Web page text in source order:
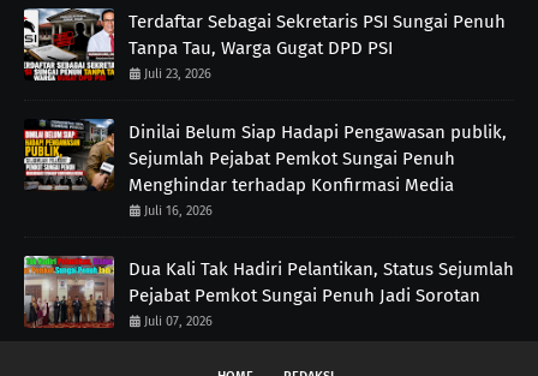
Terdaftar Sebagai Sekretaris PSI Sungai Penuh
Tanpa Tau, Warga Gugat DPD PSI
Juli 23, 2026
Dinilai Belum Siap Hadapi Pengawasan publik,
Sejumlah Pejabat Pemkot Sungai Penuh
Menghindar terhadap Konfirmasi Media
Juli 16, 2026
Dua Kali Tak Hadiri Pelantikan, Status Sejumlah
Pejabat Pemkot Sungai Penuh Jadi Sorotan
Juli 07, 2026